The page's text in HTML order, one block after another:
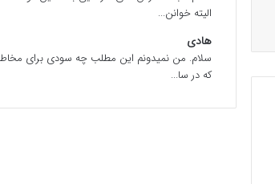
الیته خوانن...
هادی
سلام. من نمیدونم این مطلب چه سودی برای
که در سا...